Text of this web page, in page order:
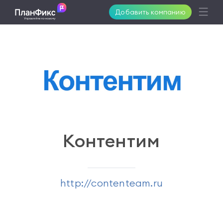
Добавить компанию
Решения
http://contenteam.ru
Контентим